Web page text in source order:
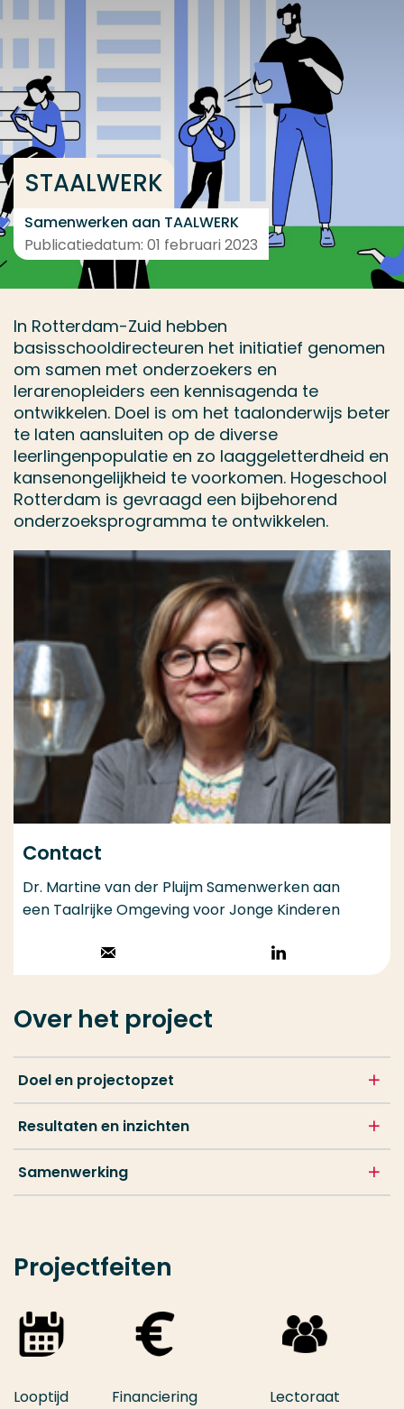
Ga direct naar de content
... > STAALWERK
STAALWERK
Samenwerken aan TAALWERK
Publicatiedatum: 01 februari 2023
In Rotterdam-Zuid hebben
basisschooldirecteuren het initiatief genomen
om samen met onderzoekers en
lerarenopleiders een kennisagenda te
ontwikkelen. Doel is om het taalonderwijs beter
te laten aansluiten op de diverse
leerlingenpopulatie en zo laaggeletterdheid en
kansenongelijkheid te voorkomen. Hogeschool
Rotterdam is gevraagd een bijbehorend
onderzoeksprogramma te ontwikkelen.
Contact
Dr. Martine van der Pluijm Samenwerken aan
een Taalrijke Omgeving voor Jonge Kinderen
Stuur een email
Volg op
LinkedIn
Over het project
Doel en projectopzet
Resultaten en inzichten
Samenwerking
Projectfeiten
Looptijd Financiering Lectoraat
Veel gezocht
Opleiding
Contact